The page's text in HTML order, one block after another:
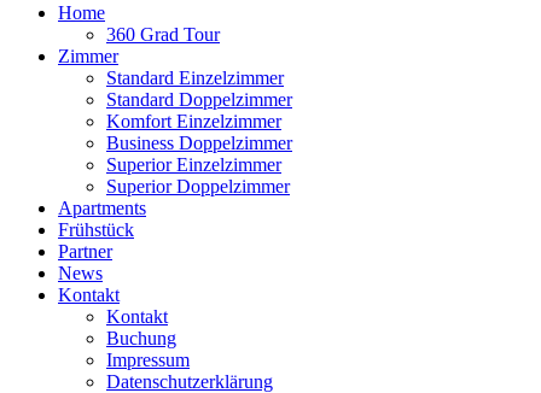
Home
360 Grad Tour
Zimmer
Standard Einzelzimmer
Standard Doppelzimmer
Komfort Einzelzimmer
Business Doppelzimmer
Superior Einzelzimmer
Superior Doppelzimmer
Apartments
Frühstück
Partner
News
Kontakt
Kontakt
Buchung
Impressum
Datenschutzerklärung